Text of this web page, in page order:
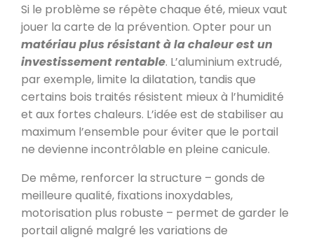
Si le problème se répète chaque été, mieux vaut
jouer la carte de la prévention. Opter pour un
matériau plus résistant à la chaleur est un
investissement rentable. L’aluminium extrudé,
par exemple, limite la dilatation, tandis que
certains bois traités résistent mieux à l’humidité
et aux fortes chaleurs. L’idée est de stabiliser au
maximum l’ensemble pour éviter que le portail
ne devienne incontrôlable en pleine canicule.
De même, renforcer la structure – gonds de
meilleure qualité, fixations inoxydables,
motorisation plus robuste – permet de garder le
portail aligné malgré les variations de